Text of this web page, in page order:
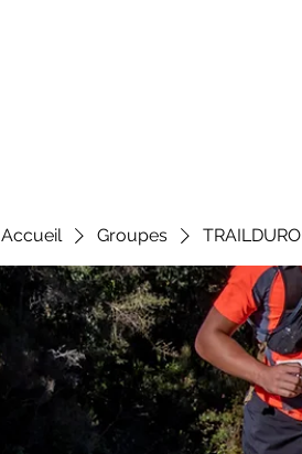
Accueil Groupes TRAILDURO